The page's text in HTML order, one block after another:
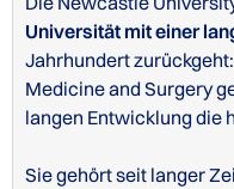
Universität mit einer
Jahrhundert
Medicine and Surgery
langen Entwicklung die
Sie gehört seit langer